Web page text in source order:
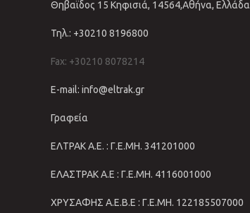
Θηβαϊδος 15 Κηφισιά, 14564,Αθήνα, Ελλάδα
Τηλ.: +30210 8196800
Fax: +30210 8078214
E-mail: info@eltrak.gr
Γραφεία
ΕΛΤΡΑΚ Α.Ε. : Γ.Ε.ΜΗ. 341201000
ΕΛΑΣΤΡΑΚ Α.Ε : Γ.Ε.ΜΗ. 4116001000
ΧΡΥΣΑΦΗΣ Α.Ε.Β.Ε : Γ.Ε.ΜΗ. 122185507000